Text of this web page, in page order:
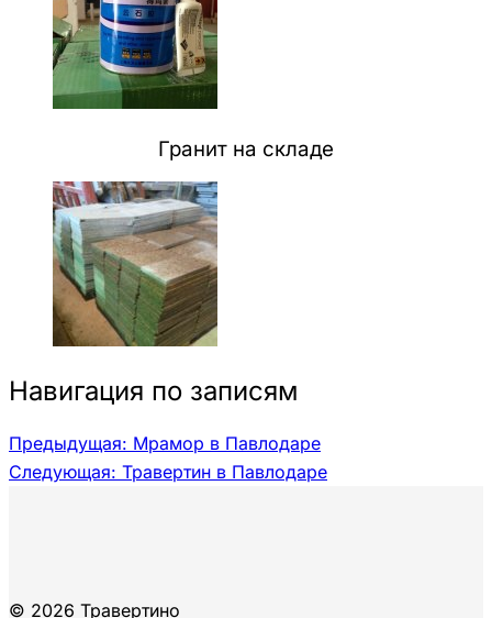
Гранит на складе
Навигация по записям
Предыдущая: Мрамор в Павлодаре
Следующая: Травертин в Павлодаре
© 2026 Травертино